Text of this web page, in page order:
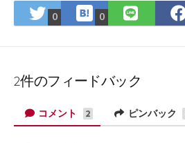
Twitter
で
ア
0 は
て
ッ
ク
マ
ー
0
LINE
で
ア
2件のフィードバック
コメント 2 ピンバック